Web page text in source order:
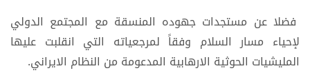
فضلا عن مستجدات جهوده المنسقة مع المجتمع الدولي
لإحياء مسار السلام وفقاً لمرجعياته التي انقلبت عليها
المليشيات الحوثية الارهابية المدعومة من النظام الايراني.